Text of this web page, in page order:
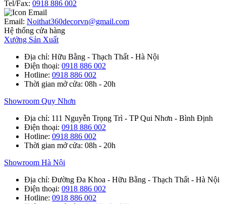
Tel/Fax: 0918 886 002
Email: Noithat360decorvn@gmail.com
Hệ thống cửa hàng
Xưởng Sản Xuất
Địa chỉ: Hữu Bằng - Thạch Thất - Hà Nội
Điện thoại: 0918 886 002
Hotline: 0918 886 002
Thời gian mở cửa: 08h - 20h
Showroom Quy Nhơn
Địa chỉ: 111 Nguyễn Trọng Trì - TP Qui Nhơn - Bình Định
Điện thoại: 0918 886 002
Hotline: 0918 886 002
Thời gian mở cửa: 08h - 20h
Showroom Hà Nội
Địa chỉ: Đường Đa Khoa - Hữu Bằng - Thạch Thất - Hà Nội
Điện thoại: 0918 886 002
Hotline: 0918 886 002